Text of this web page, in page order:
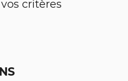
critères